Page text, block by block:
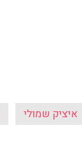
איציק שמולי